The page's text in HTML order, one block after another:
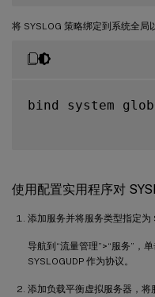
将 SYSLOG 策略绑定到系统全局
bind system
使用配置实用程序对
添加服务并将服务类型指定为
导航到“流量管理”>“服务”，
SYSLOGUDP 作为协议。
添加负载平衡虚拟服务器，将